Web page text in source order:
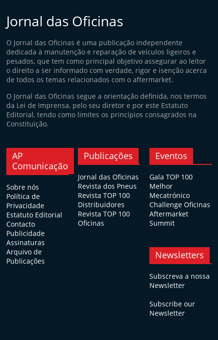
Jornal das Oficinas
O Jornal das Oficinas é uma publicação independente
dedicada à manutenção e reparação de veículos ligeiros e
pesados, que tem como principal objetivo assegurar ao leitor
o direito a ser informado com verdade, rigor e isenção acerca
de todos os temas relacionados com o aftermarket.
O Jornal das Oficinas segue a orientação definida, nos termos
da Lei de Imprensa, pelo seu diretor e por este Estatuto
Editorial, tendo como limites os princípios consagrados na
Constituição.
AP
Comunicação
Sobre nós
Política de
Privacidade
Estatuto Editorial
Contacto
Publicidade
Assinaturas
Arquivo de
Publicações
Publicações
Jornal das Oficinas
Revista dos Pneus
Revista TOP 100
Distribuidores
Revista TOP 100
Oficinas
Eventos
Gala TOP 100
Melhor
Mecatrónico
Challenge Oficinas
Aftermarket
Summit
Newsletters
Subscreva a nossa
Newsletter
Subscribe our
Newsletter